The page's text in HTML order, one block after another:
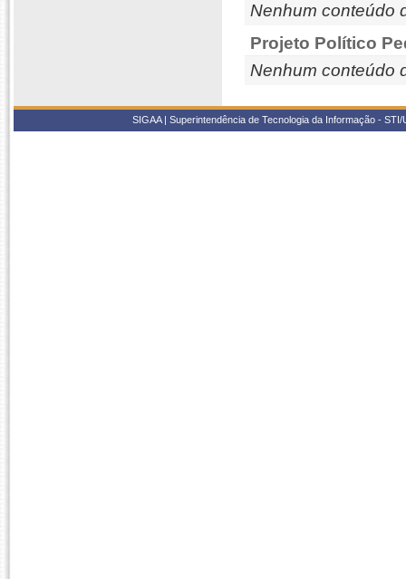
Nenhum conteúdo
Projeto Político
Nenhum conteúdo
SIGAA | Superintendência de Tecnologia da Informação -